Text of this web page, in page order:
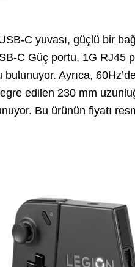
USB-C yuvası, güçlü bir
C Güç portu, 1G RJ45
Ayrıca,
edilen 230 mm
Bu ürünün fiyatı